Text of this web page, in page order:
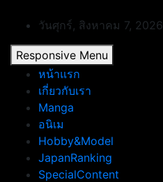
content
วันศุกร์, สิงหาคม 7, 2026
Responsive Menu
หน้าแรก
เกี่ยวกับเรา
Manga
อนิเม
Hobby&Model
JapanRanking
SpecialContent